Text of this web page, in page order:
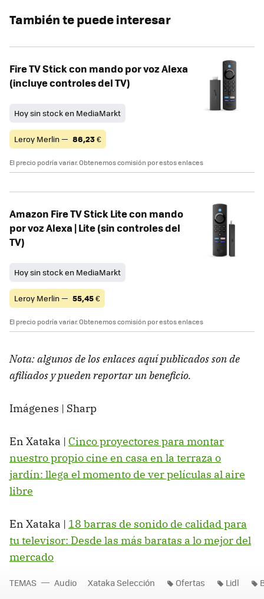
También te puede interesar
Fire TV Stick con mando por voz Alexa
(incluye controles del TV)
Hoy sin stock en MediaMarkt
Leroy Merlin — 86,23€
El precio podría variar. Obtenemos comisión por estos enlaces
Amazon Fire TV Stick Lite con mando
por voz Alexa | Lite (sin controles del
TV)
Hoy sin stock en MediaMarkt
Leroy Merlin — 55,45€
El precio podría variar. Obtenemos comisión por estos enlaces
Nota: algunos de los enlaces aquí publicados son de
afiliados y pueden reportar un beneficio.
Imágenes | Sharp
En Xataka | Cinco proyectores para montar
nuestro propio cine en casa en la terraza o
jardín: llega el momento de ver películas al aire
libre
En Xataka | 18 barras de sonido de calidad para
tu televisor: Desde las más baratas a lo mejor del
mercado
TEMAS Audio Xataka Selección Ofertas Lidl